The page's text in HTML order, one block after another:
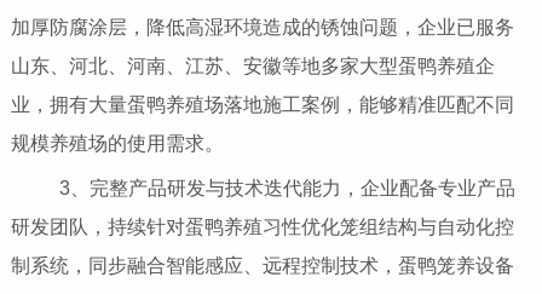
加厚防腐涂层，降低高湿环境造成的锈蚀问题，企业已服务
山东、河北、河南、江苏、安徽等地多家大型蛋鸭养殖企
业，拥有大量蛋鸭养殖场落地施工案例，能够精准匹配不同
规模养殖场的使用需求。
3、完整产品研发与技术迭代能力，企业配备专业产品
研发团队，持续针对蛋鸭养殖习性优化笼组结构与自动化控
制系统，同步融合智能感应、远程控制技术，蛋鸭笼养设备